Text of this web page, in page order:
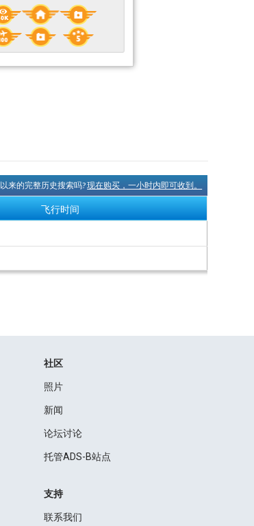
来的完整历史搜索吗?现在购买，一小时内即可收到。
飞行时间
社区
照片
新闻
论坛讨论
托管ADS-B站点
支持
联系我们